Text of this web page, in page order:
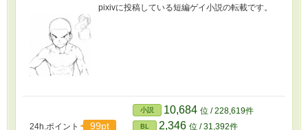
pixivに投稿している短編ゲイ小説の転載です。
24h.ポイント 99pt
小説 10,684 位 / 228,619件
BL 2,346 位 / 31,392件